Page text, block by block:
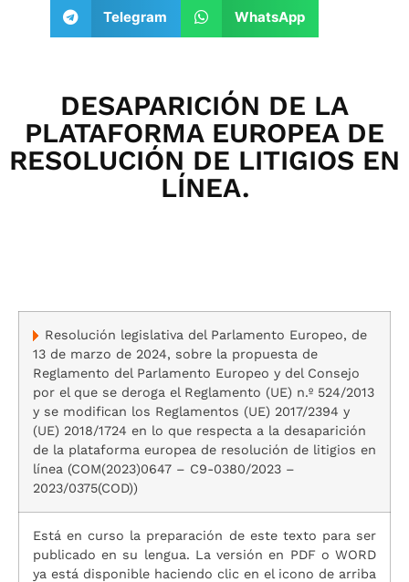
Telegram WhatsApp
DESAPARICIÓN DE LA
PLATAFORMA EUROPEA DE
RESOLUCIÓN DE LITIGIOS EN
LÍNEA.
Resolución legislativa del Parlamento Europeo, de
13 de marzo de 2024, sobre la propuesta de
Reglamento del Parlamento Europeo y del Consejo
por el que se deroga el Reglamento (UE) n.º 524/2013
y se modifican los Reglamentos (UE) 2017/2394 y
(UE) 2018/1724 en lo que respecta a la desaparición
de la plataforma europea de resolución de litigios en
línea (COM(2023)0647 – C9-0380/2023 –
2023/0375(COD))
Está en curso la preparación de este texto para ser
publicado en su lengua. La versión en PDF o WORD
ya está disponible haciendo clic en el icono de arriba